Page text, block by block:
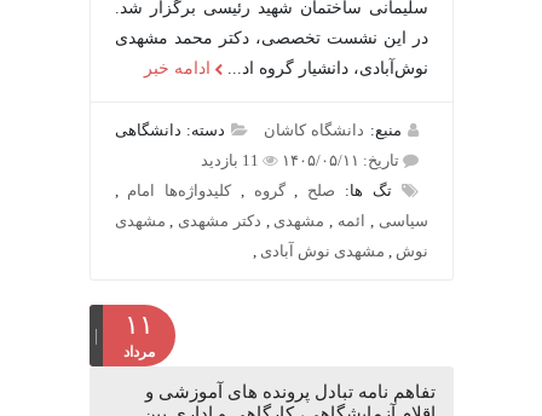
سلیمانی ساختمان شهید رئیسی برگزار شد.
در این نشست تخصصی، دکتر محمد مشهدی
نوش‌آبادی، دانشیار گروه اد...
ادامه خبر
منبع:دانشگاه کاشان
دسته: دانشگاهی
تاریخ: ۱۴۰۵/۰۵/۱۱
11 بازدید
تگ ها:صلح,گروه ,کلیدواژه‌ها امام,
سیاسی,ائمه ,مشهدی,دکتر مشهدی,مشهدی
مشهدی نوش آبادی,
۱۱
مرداد
تفاهم نامه تبادل پرونده‌ های آموزشی و